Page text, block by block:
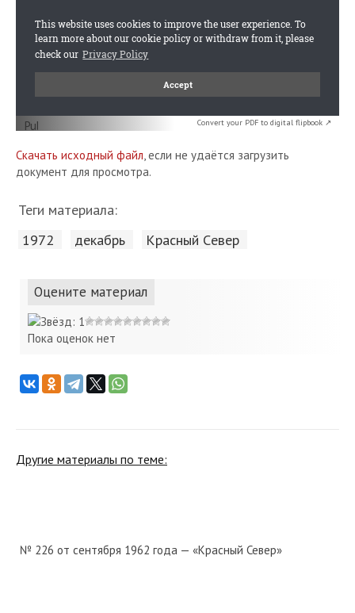
Convert your PDF to digital flipbook ↗
Скачать исходный файл, если не удаётся загрузить
документ для просмотра.
Теги материала:
1972 декабрь Красный Cевер
Оцените материал
Пока оценок нет
Другие материалы по теме:
№ 226 от сентября 1962 года — «Красный Север»